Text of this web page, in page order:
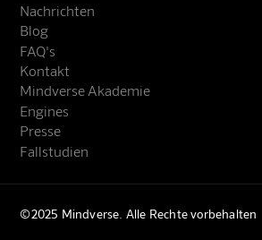
Online · KI-Assistent
Mindverse
Nachrichten
Blog
FAQ's
Kontakt
Mindverse Akademie
Engines
Presse
Fallstudien
©2025 Mindverse. Alle Rechte vorbehalten